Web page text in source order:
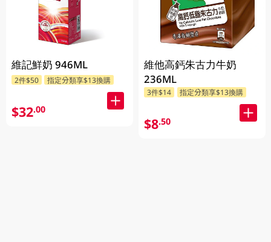
維記鮮奶 946ML
2件$50 指定分類享$13換購
$32.00
維他高鈣朱古力牛奶
236ML
3件$14 指定分類享$13換購
$8.50